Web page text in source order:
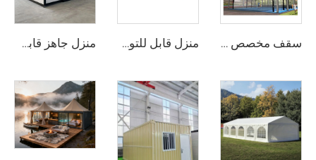
سقف مخصص لملاعب البدل بأسعار المصنع | غطاء هيكلي ألومنيوم لتجميع سريع لتطوير مواقع الرياضة في الهواء الطلق منزل قابل للتوسُّع | استوديو جاهز مصنوع من الحاويات ويُركَّب بسرعة للسكن المتنقِّل والمواقع التجارية منزل جاهز قابل للتجميع السريع بطول 20 قدمًا | حلّ معيشي محمول مكوّن من 3 غرف نوم